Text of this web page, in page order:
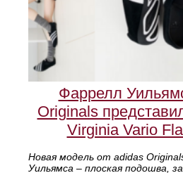
Фаррелл
Originals
Virginia Vario
Новая модель от adidas
Уильямса – плоская подошва,